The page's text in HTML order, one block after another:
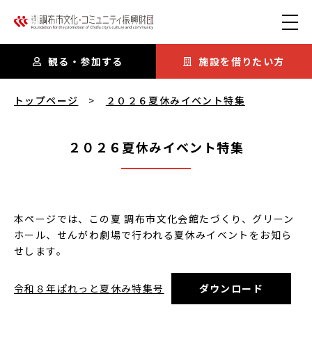
観る・参加する 施設を借りたい方
トップページ ２０２６夏休みイベント特集
２０２６夏休みイベント特集
本ページでは、この夏 調布市文化会館たづくり、グリーン
ホール、せんがわ劇場で行われる夏休みイベントをお知ら
せします。
令和８年ぱれっと夏休み特集号 ダウンロード
２０２６夏休みイベント特集 を閲覧中